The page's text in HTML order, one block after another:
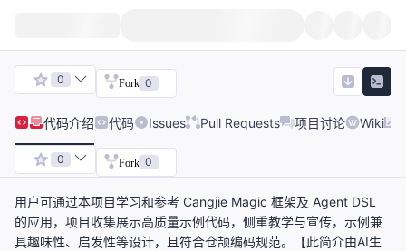
0 Fork 0
代码介绍 代码 Issues Pull Requests 项目讨论 Wiki
0 Fork 0
用户可通过本项目学习和参考 Cangjie Magic 框架及 Agent DSL
的应用，项目收集展示高质量示例代码，侧重教学与宣传，示例兼
具趣味性、启发性等设计，且符合仓颉编码规范。【此简介由AI生